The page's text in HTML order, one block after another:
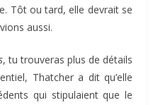
Tôt ou tard, elle devrait se
aussi.
, tu trouveras plus de détails
Thatcher a dit qu’elle
qui stipulaient que le